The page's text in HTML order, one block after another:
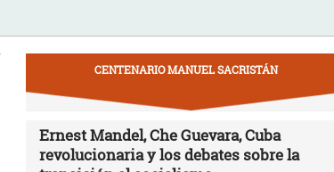
CENTENARIO MANUEL SACRISTÁN
Ernest Mandel, Che Guevara, Cuba
revolucionaria y los debates sobre la